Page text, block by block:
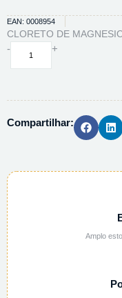
EAN: 0008954
CLORETO DE
-
CLORETO
-
+
Compartilhar:
Amplo